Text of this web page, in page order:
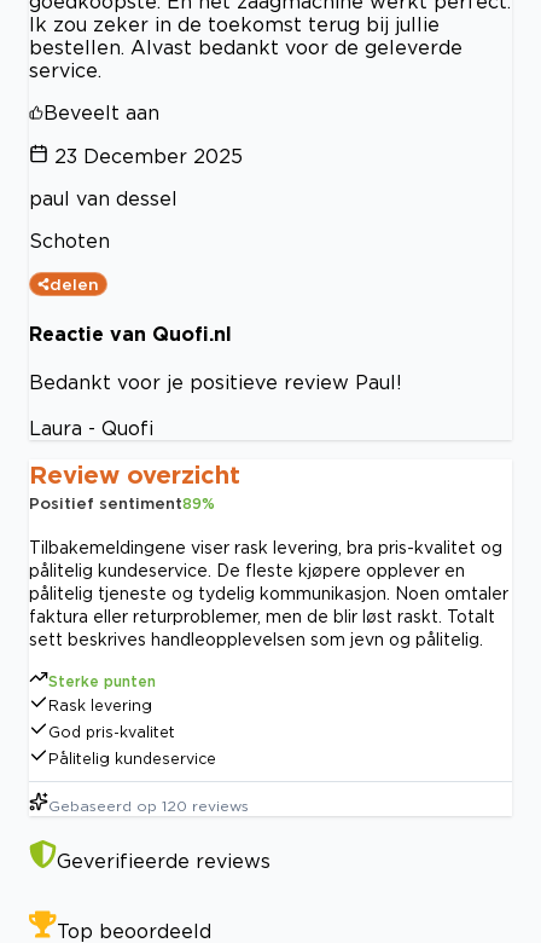
Ik zou zeker in de toekomst terug bij jullie
bestellen. Alvast bedankt voor de geleverde
service.
Beveelt aan
23 December 2025
paul van dessel
Schoten
delen
Reactie van Quofi.nl
Bedankt voor je positieve review Paul!
Laura - Quofi
Review overzicht
Positief sentiment89%
Tilbakemeldingene viser rask levering, bra pris-kvalitet og
pålitelig kundeservice. De fleste kjøpere opplever en
pålitelig tjeneste og tydelig kommunikasjon. Noen omtaler
faktura eller returproblemer, men de blir løst raskt. Totalt
sett beskrives handleopplevelsen som jevn og pålitelig.
Sterke punten
Rask levering
God pris-kvalitet
Pålitelig kundeservice
Gebaseerd op 120 reviews
Geverifieerde reviews
Top beoordeeld